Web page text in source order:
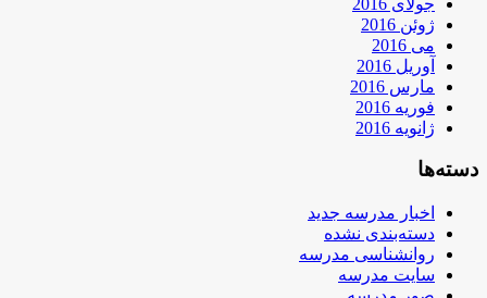
ژوئن 2016
می 2016
آوریل 2016
مارس 2016
فوریه 2016
ژانویه 2016
دسته‌ها
اخبار مدرسه جدید
دسته‌بندی نشده
روانشناسی مدرسه
سایت مدرسه